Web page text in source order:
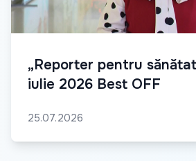
„Reporter pentru
iulie 2026 Best OFF
25.07.2026